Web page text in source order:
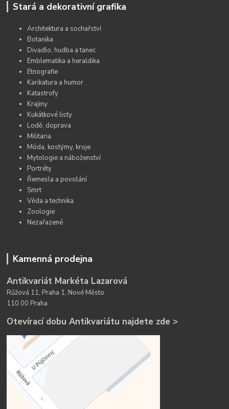
Stará a dekorativní grafika
Architektura a sochařství
Botanika
Divadlo, hudba a tanec
Emblematika a heraldika
Etnografie
Karikatura a humor
Katastrofy
Krajiny
Kukátkové listy
Lodě, doprava
Militaria
Móda, kostýmy, kroje
Mytologie a náboženství
Portréty
Řemesla a povolání
Smrt
Věda a technika
Zoologie
Nezařazené
Kamenná prodejna
Antikvariát Markéta Lazarová
Růžová 11, Praha 1, Nové Město
110 00 Praha
Otevírací dobu Antikvariátu najdete zde >